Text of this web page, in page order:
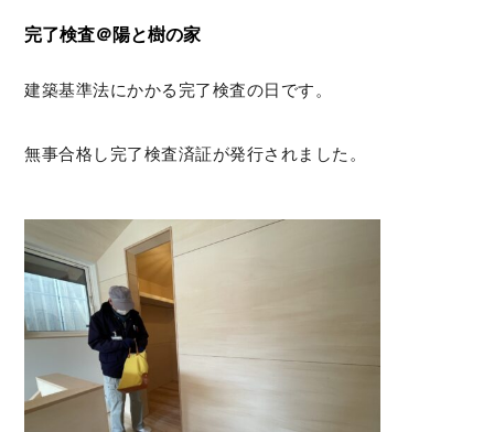
完了検査＠陽と樹の家
建築基準法にかかる完了検査の日です。
無事合格し完了検査済証が発行されました。